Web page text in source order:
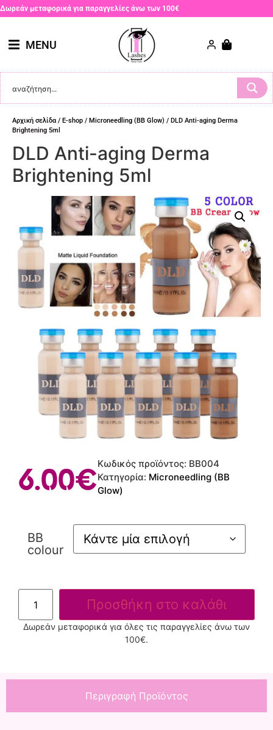
Δωρεάν μεταφορικά για παραγγελίες άνω των 100€
MENU
Αρχική σελίδα / E-shop / Microneedling (BB Glow) / DLD Anti-aging Derma
Brightening 5ml
DLD Anti-aging Derma
Brightening 5ml
6.00€Κωδικός προϊόντος: BB004
Κατηγορία: Microneedling (BB
Glow)
BB
colour
Προσθήκη στο καλάθι
Δωρεάν μεταφορικά για όλες τις παραγγελίες άνω των
100€.
Περιγραφή Προϊόντος